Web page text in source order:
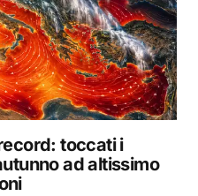
toccati i
ad altissimo